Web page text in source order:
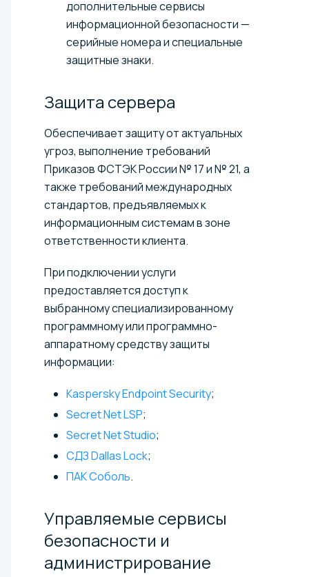
дополнительные сервисы
информационной безопасности —
серийные номера и специальные
защитные знаки.
Защита сервера
Обеспечивает защиту от актуальных
угроз, выполнение требований
Приказов ФСТЭК России № 17 и № 21, а
также требований международных
стандартов, предъявляемых к
информационным системам в зоне
ответственности клиента.
При подключении услуги
предоставляется доступ к
выбранному специализированному
программному или программно-
аппаратному средству защиты
информации:
Kaspersky Endpoint Security;
Secret Net LSP;
Secret Net Studio;
СДЗ Dallas Lock;
ПАК Соболь.
Управляемые сервисы
безопасности и
администрирование